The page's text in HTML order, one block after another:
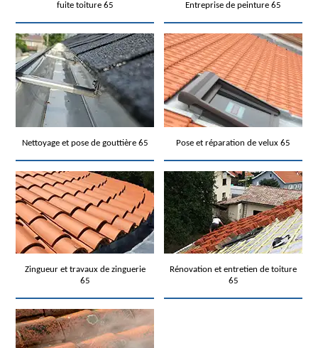
fuite toiture 65
Entreprise de peinture 65
Nettoyage et pose de gouttière 65 Pose et réparation de velux 65
Zingueur et travaux de zinguerie
65
Rénovation et entretien de toiture
65